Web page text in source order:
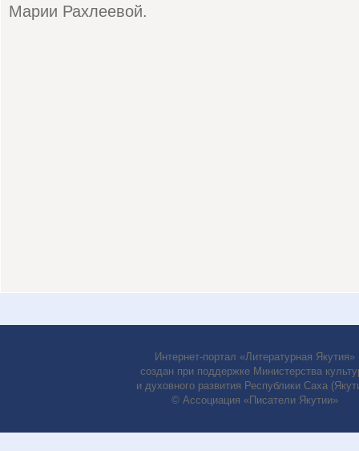
Марии Рахлеевой.
Интернет-портал «Литературная Якутия»
создан при поддержке Министерства
и духовного развития Республики Саха
© Ассоциация «Писатели Якутии»